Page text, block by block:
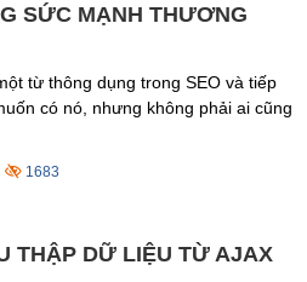
SỨC MẠNH THƯƠNG
từ thông dụng trong SEO và tiếp
có nó, nhưng không phải ai cũng
1683
THẬP DỮ LIỆU TỪ AJAX